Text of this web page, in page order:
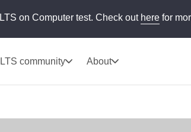
on Computer test. Check out herefor
community About